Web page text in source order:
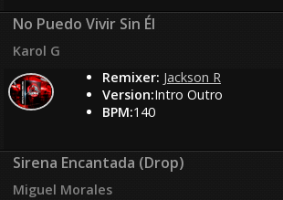
No Puedo Vivir Sin Él
Karol G
Remixer: Jackson R
Version:Intro Outro
BPM:140
Sirena Encantada (Drop)
Miguel Morales